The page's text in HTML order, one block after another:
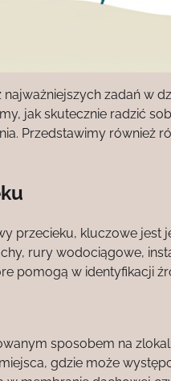
zadań w
jak skutecznie radzić
Przedstawimy również
przecieku, kluczowe jest
rury wodociągowe,
pomogą w identyfikacji
sposobem na
gdzie może